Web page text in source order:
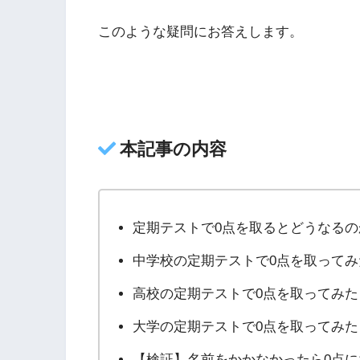
このような疑問にお答えします。
本記事の内容
定期テストで0点を取るとどうなる
中学校の定期テストで0点を取ってみ
高校の定期テストで0点を取ってみた
大学の定期テストで0点を取ってみた